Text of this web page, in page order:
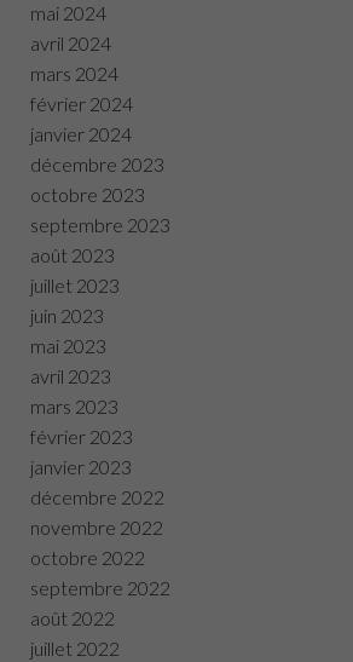
mai 2024
avril 2024
mars 2024
février 2024
janvier 2024
décembre 2023
octobre 2023
septembre 2023
août 2023
juillet 2023
juin 2023
mai 2023
avril 2023
mars 2023
février 2023
janvier 2023
décembre 2022
novembre 2022
octobre 2022
septembre 2022
août 2022
juillet 2022